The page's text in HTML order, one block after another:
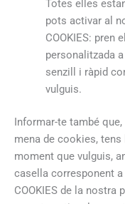
Totes elles
pots activar al
COOKIES: pren
personalitzada
senzill i ràpid
vulguis.
Informar-te també
mena de cookies,
moment que vulguis,
casella corresponent a
COOKIES de la nostra